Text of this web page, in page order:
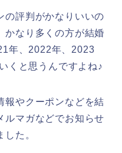
の評判がかなりいいの
かなり多くの方が結婚
年、2022年、2023
くと思うんですよね♪
報やクーポンなどを結
ルマガなどでお知らせ
た。